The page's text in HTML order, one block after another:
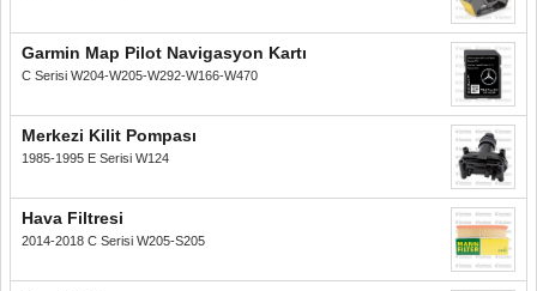
Garmin Map Pilot Navigasyon Kartı
C Serisi W204-W205-W292-W166-W470
Merkezi Kilit Pompası
1985-1995 E Serisi W124
Hava Filtresi
2014-2018 C Serisi W205-S205